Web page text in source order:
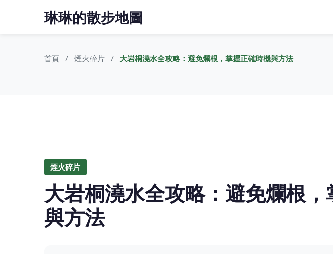
琳琳的散步地圖
首頁 煙火碎片 大岩桐澆水全攻略：避免爛根，掌握正確時機與方法
煙火碎片
大岩桐澆水全攻略：避免爛根
與方法